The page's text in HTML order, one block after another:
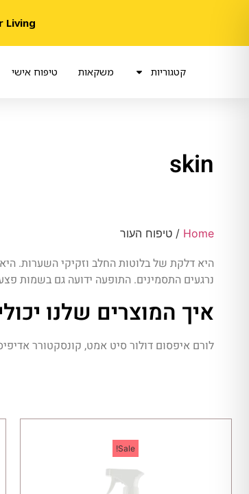
Living
קטגוריות משקאות טיפוח אישי
skin
Home / טיפוח העור
היא דלקת של בלוטות החלב וזקיקי השערות.
נרגעים התסמינים. התופעה ידועה גם בשמות
איך המוצרים שלנו
לורם איפסום דולור סיט אמט, קונסקטורר
Sale!